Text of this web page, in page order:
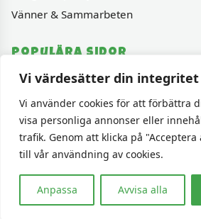
Vi värdesätter din integritet
Vi använder cookies för att förbättra
visa personliga annonser eller
trafik. Genom att klicka på
till vår användning av cookies.
Anpassa Avvisa alla
Vänner & Sammarbeten
Populära sidor
Varumärken
Fyndhörnan
1000 bitars pussel
Sällskapspel
© 2026 Pusselavenyn. Alla